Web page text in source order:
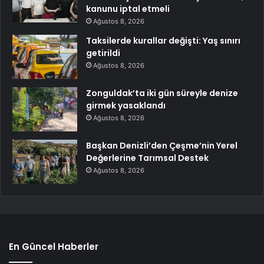
kanunu iptal etmeli
Ağustos 8, 2026
Taksilerde kurallar değişti: Yaş sınırı
getirildi
Ağustos 8, 2026
Zonguldak’ta iki gün süreyle denize
girmek yasaklandı
Ağustos 8, 2026
Başkan Denizli’den Çeşme’nin Yerel
Değerlerine Tarımsal Destek
Ağustos 8, 2026
En Güncel Haberler